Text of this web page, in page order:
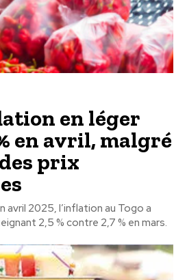
en léger
en avril, malgré
prix
avril 2025, l’inflation au Togo a
2,5 % contre 2,7 % en mars.